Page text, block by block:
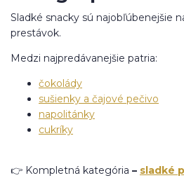
Sladké snacky sú najobľúbenejšie
prestávok.
Medzi najpredávanejšie patria:
čokolády
sušienky a čajové pečivo
napolitánky
cukríky
👉 Kompletná kategória – sladké